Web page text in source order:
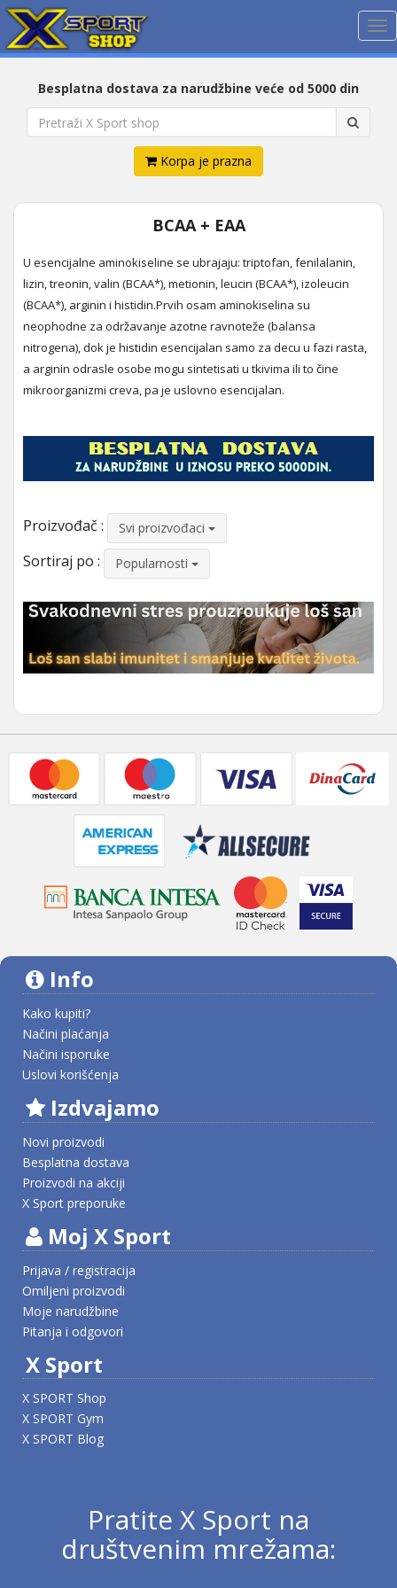
Besplatna dostava za narudžbine veće od 5000 din
Korpa je prazna
BCAA + EAA
U esencijalne aminokiseline se ubrajaju: triptofan, fenilalanin,
lizin, treonin, valin (BCAA*), metionin, leucin (BCAA*), izoleucin
(BCAA*), arginin i histidin.Prvih osam aminokiselina su
neophodne za održavanje azotne ravnoteže (balansa
nitrogena), dok je histidin esencijalan samo za decu u fazi rasta,
a arginin odrasle osobe mogu sintetisati u tkivima ili to čine
mikroorganizmi creva, pa je uslovno esencijalan.
Proizvođač : Svi proizvođaci
Sortiraj po : Popularnosti
Info
Kako kupiti?
Načini plaćanja
Načini isporuke
Uslovi korišćenja
Izdvajamo
Novi proizvodi
Besplatna dostava
Proizvodi na akciji
X Sport preporuke
Moj X Sport
Prijava / registracija
Omiljeni proizvodi
Moje narudžbine
Pitanja i odgovori
X Sport
X SPORT Shop
X SPORT Gym
X SPORT Blog
Pratite X Sport na
društvenim mrežama: